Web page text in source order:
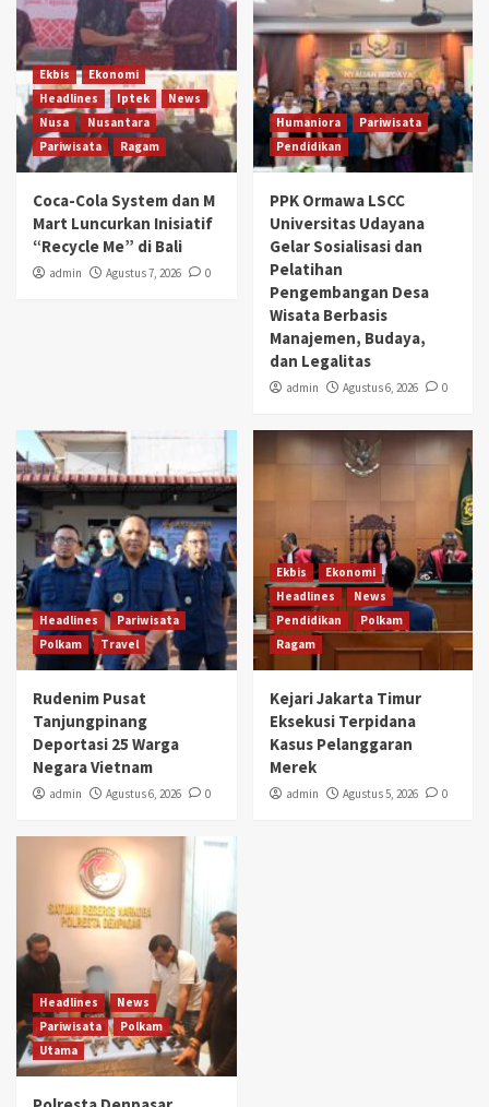
Ekbis
Ekonomi
Headlines
Iptek
News
Nusa
Nusantara
Pariwisata
Ragam
Coca-Cola System dan M
Mart Luncurkan Inisiatif
“Recycle Me” di Bali
admin Agustus 7, 2026 0
Humaniora
Pariwisata
Pendidikan
PPK Ormawa LSCC
Universitas Udayana
Gelar Sosialisasi dan
Pelatihan
Pengembangan Desa
Wisata Berbasis
Manajemen, Budaya,
dan Legalitas
admin Agustus 6, 2026 0
Headlines
Pariwisata
Polkam
Travel
Rudenim Pusat
Tanjungpinang
Deportasi 25 Warga
Negara Vietnam
admin Agustus 6, 2026 0
Ekbis
Ekonomi
Headlines
News
Pendidikan
Polkam
Ragam
Kejari Jakarta Timur
Eksekusi Terpidana
Kasus Pelanggaran
Merek
admin Agustus 5, 2026 0
Headlines
News
Pariwisata
Polkam
Utama